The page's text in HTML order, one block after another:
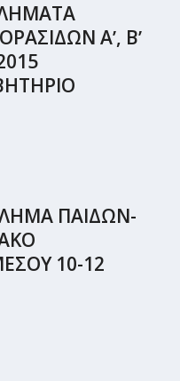
Αʼ, Βʼ
ΠΑΙΔΩΝ-
10-12